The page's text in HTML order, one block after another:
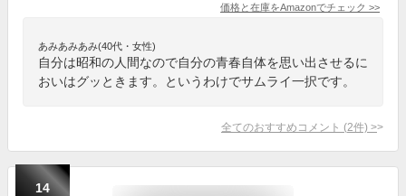
価格と在庫をAmazonでチェック >>
あみあみあみ(40代・女性)
自分は昭和の人間なので自分の青春自体を思い出させるに
おいはグッときます。というわけでサムライ一択です。
全てのおすすめコメント (2件) >
14